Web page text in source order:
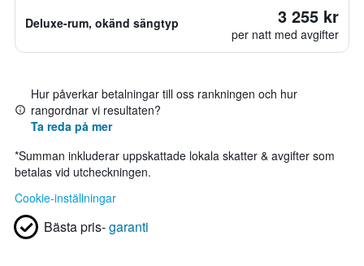
Deluxe-rum, okänd sängtyp 3 255 kr
per natt med avgifter
Hur påverkar betalningar till oss rankningen och hur
rangordnar vi resultaten?
Ta reda på mer
*Summan inkluderar uppskattade lokala skatter & avgifter som
betalas vid utcheckningen.
Cookie-inställningar
Bästa pris-garanti